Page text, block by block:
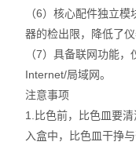
（6）核心配件独立
器的检出限，降低了仪
（7）具备联网功能
Internet/局域网。
注意事项
1.比色前，比色皿要
入盒中，比色皿干挣